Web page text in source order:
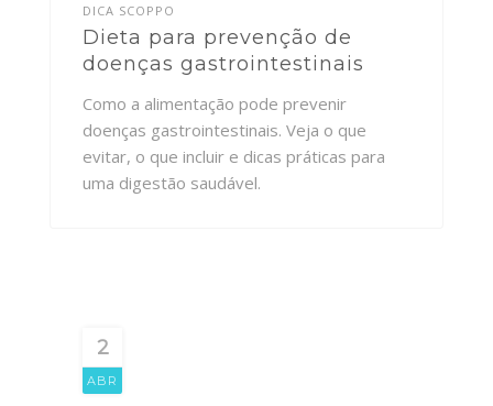
DICA SCOPPO
Dieta para prevenção de
doenças gastrointestinais
Como a alimentação pode prevenir
doenças gastrointestinais. Veja o que
evitar, o que incluir e dicas práticas para
uma digestão saudável.
2
ABR